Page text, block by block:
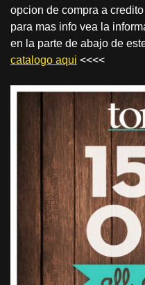
opcion de compra a
para mas info vea la
en la parte de abajo de
catalogo aqui <<<<